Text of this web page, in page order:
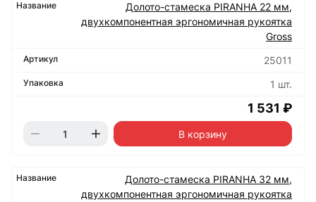
Долото-стамеска PIRANHA 22 мм,
двухкомпонентная эргономичная рукоятка
Gross
25011
1 шт.
1 531 ₽
В корзину
Долото-стамеска PIRANHA 32 мм,
двухкомпонентная эргономичная рукоятка